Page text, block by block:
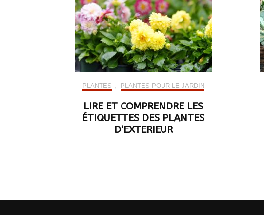
PLANTES PLANTES POUR LE JARDIN
LIRE ET COMPRENDRE LES
ÉTIQUETTES DES PLANTES
D’EXTERIEUR